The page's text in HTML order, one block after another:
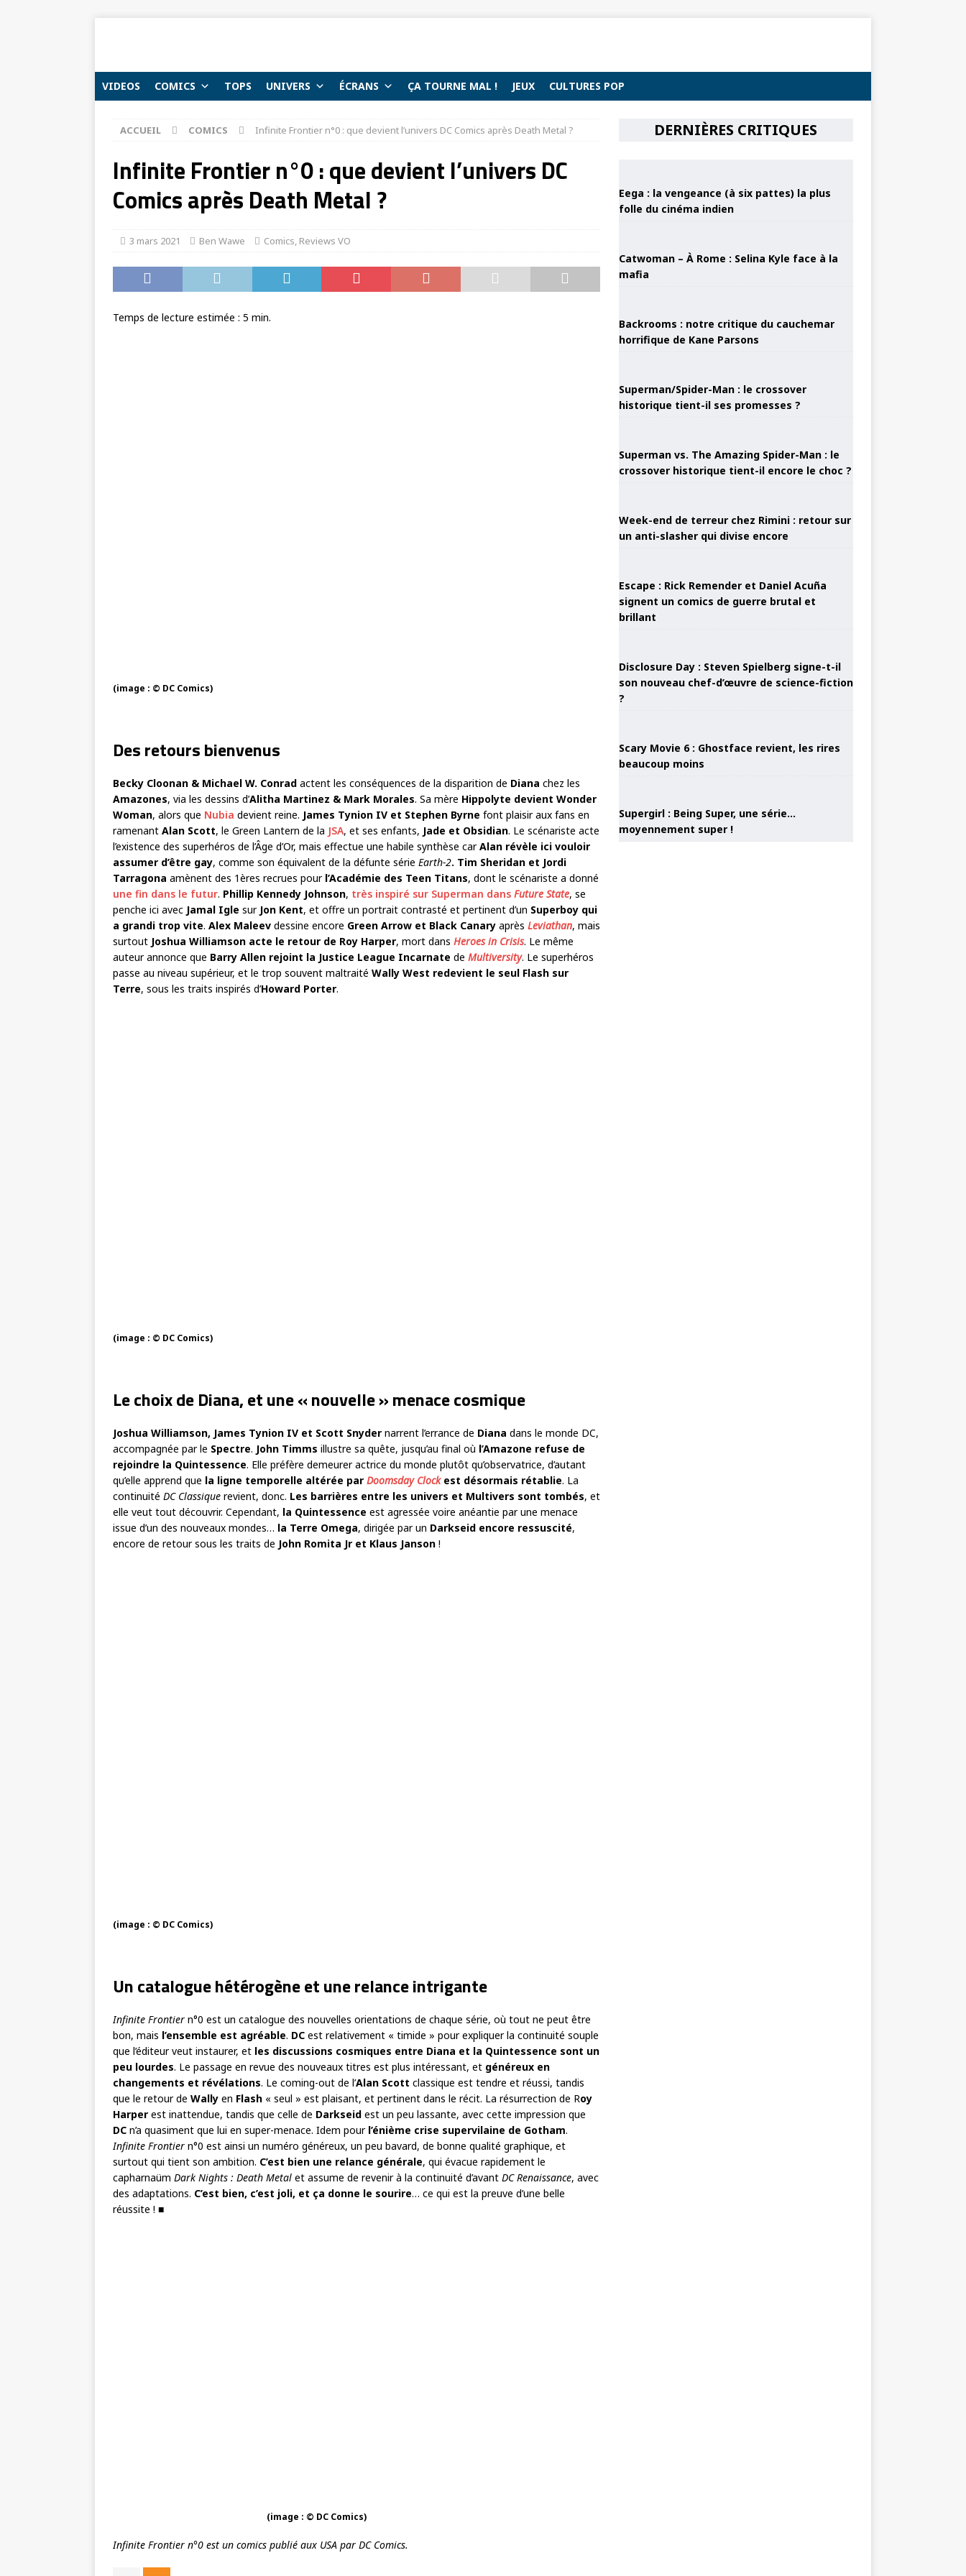
VIDEOS COMICS TOPS UNIVERS ÉCRANS ÇA TOURNE MAL ! JEUX CULTURES POP
ACCUEIL COMICS Infinite Frontier n°0 : que devient l’univers DC Comics après Death Metal ?
Infinite Frontier n°0 : que devient l’univers DC
Comics après Death Metal ?
3 mars 2021 Ben Wawe Comics, Reviews VO
Temps de lecture estimée : 5 min.
(image : © DC Comics)
Des retours bienvenus
Becky Cloonan & Michael W. Conrad actent les conséquences de la disparition de Diana chez les
Amazones, via les dessins d’Alitha Martinez & Mark Morales. Sa mère Hippolyte devient Wonder
Woman, alors que Nubia devient reine. James Tynion IV et Stephen Byrne font plaisir aux fans en
ramenant Alan Scott, le Green Lantern de la JSA, et ses enfants, Jade et Obsidian. Le scénariste acte
l’existence des superhéros de l’Âge d’Or, mais effectue une habile synthèse carAlan révèle ici vouloir
assumer d’être gay, comme son équivalent de la défunte série Earth-2. Tim Sheridan et Jordi
Tarragona amènent des 1ères recrues pour l’Académie des Teen Titans, dont le scénariste a donné
une fin dans le futur. Phillip Kennedy Johnson, très inspiré sur Superman dans Future State, se
penche ici avec Jamal Igle sur Jon Kent, et offre un portrait contrasté et pertinent d’un Superboy qui
a grandi trop vite. Alex Maleev dessine encore Green Arrow et Black Canary après Leviathan, mais
surtout Joshua Williamson acte le retour de Roy Harper, mort dans Heroes in Crisis. Le même
auteur annonce que Barry Allen rejoint la Justice League Incarnate de Multiversity. Le superhéros
passe au niveau supérieur, et le trop souvent maltraité Wally West redevient le seul Flash sur
Terre, sous les traits inspirés d’Howard Porter.
(image : © DC Comics)
Le choix de Diana, et une « nouvelle » menace cosmique
Joshua Williamson, James Tynion IV et Scott Snyder narrent l’errance de Diana dans le monde DC,
accompagnée par le Spectre. John Timms illustre sa quête, jusqu’au final où l’Amazone refuse de
rejoindre la Quintessence. Elle préfère demeurer actrice du monde plutôt qu’observatrice, d’autant
qu’elle apprend que la ligne temporelle altérée par Doomsday Clockest désormais rétablie. La
continuité DC Classique revient, donc. Les barrières entre les univers et Multivers sont tombés, et
elle veut tout découvrir. Cependant, la Quintessence est agressée voire anéantie par une menace
issue d’un des nouveaux mondes… la Terre Omega, dirigée par un Darkseid encore ressuscité,
encore de retour sous les traits de John Romita Jr et Klaus Janson !
(image : © DC Comics)
Un catalogue hétérogène et une relance intrigante
Infinite Frontier n°0 est un catalogue des nouvelles orientations de chaque série, où tout ne peut être
bon, mais l’ensemble est agréable. DC est relativement « timide » pour expliquer la continuité souple
que l’éditeur veut instaurer, et les discussions cosmiques entre Diana et la Quintessence sont un
peu lourdes. Le passage en revue des nouveaux titres est plus intéressant, et généreux en
changements et révélations. Le coming-out de l’Alan Scott classique est tendre et réussi, tandis
que le retour de Wally en Flash « seul » est plaisant, et pertinent dans le récit. La résurrection de Roy
Harper est inattendue, tandis que celle de Darkseid est un peu lassante, avec cette impression que
DC n’a quasiment que lui en super-menace. Idem pour l’énième crise supervilaine de Gotham.
Infinite Frontier n°0 est ainsi un numéro généreux, un peu bavard, de bonne qualité graphique, et
surtout qui tient son ambition. C’est bien une relance générale, qui évacue rapidement le
capharnaüm Dark Nights : Death Metal et assume de revenir à la continuité d’avant DC Renaissance, avec
des adaptations. C’est bien, c’est joli, et ça donne le sourire… ce qui est la preuve d’une belle
réussite ! ■
(image : © DC Comics)
Infinite Frontier n°0 est un comics publié aux USA par DC Comics.
DERNIÈRES CRITIQUES
Eega : la vengeance (à six pattes) la plus
folle du cinéma indien
Catwoman – À Rome : Selina Kyle face à la
mafia
Backrooms : notre critique du cauchemar
horrifique de Kane Parsons
Superman/Spider-Man : le crossover
historique tient-il ses promesses ?
Superman vs. The Amazing Spider-Man : le
crossover historique tient-il encore le choc ?
Week-end de terreur chez Rimini : retour sur
un anti-slasher qui divise encore
Escape : Rick Remender et Daniel Acuña
signent un comics de guerre brutal et
brillant
Disclosure Day : Steven Spielberg signe-t-il
son nouveau chef-d’œuvre de science-fiction
?
Scary Movie 6 : Ghostface revient, les rires
beaucoup moins
Supergirl : Being Super, une série…
moyennement super !